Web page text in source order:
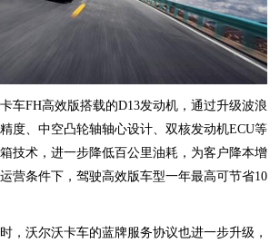
车FH高效版搭载的D13发动机，通过升级波浪
度、中空凸轮轴轴心设计、双核发动机ECU等
技术，进一步降低百公里油耗，为客户降本增
营条件下，驾驶高效版车型一年最高可节省10
，沃尔沃卡车的蓝牌服务协议也进一步升级，